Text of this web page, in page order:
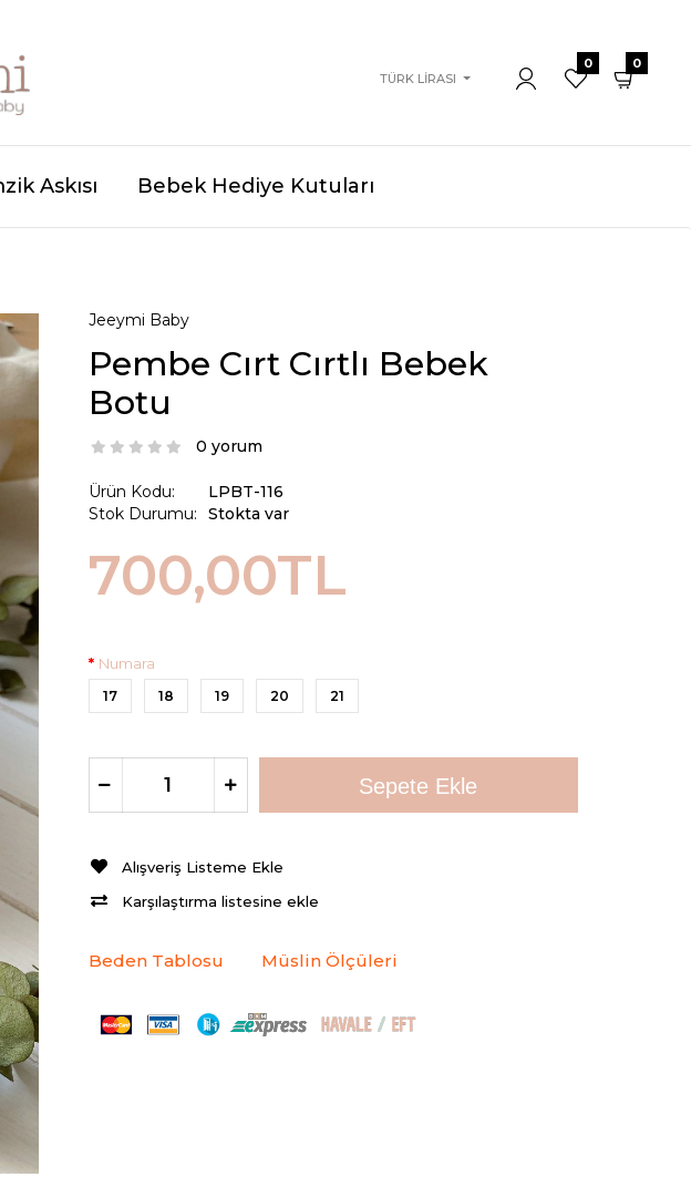
TÜRK LIRASI
0 0
Askısı Bebek Hediye Kutuları
Jeeymi Baby
Pembe Cırt Cırtlı Bebek
Botu
0 yorum
Ürün Kodu:
Stok Durumu:
LPBT-116
Stokta var
700,00TL
Numara
17 18 19 20 21
Alışveriş Listeme Ekle
Karşılaştırma listesine ekle
Beden Tablosu Müslin Ölçüleri